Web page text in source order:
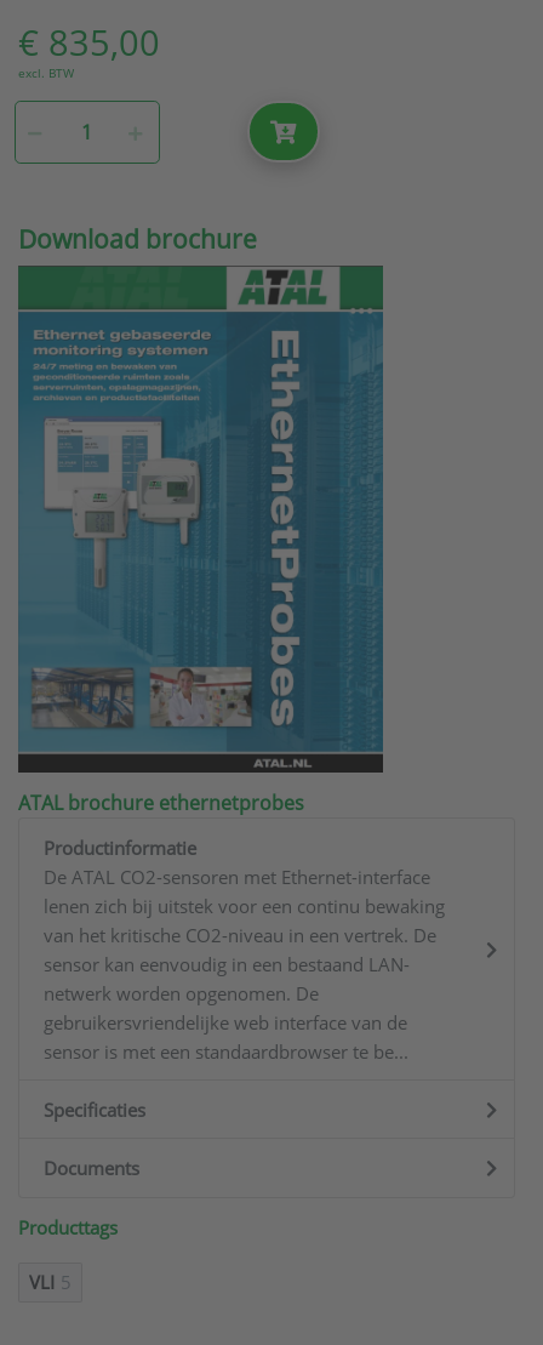
€ 835,00
excl. BTW
Download brochure
ATAL brochure ethernetprobes
Productinformatie
De ATAL CO2-sensoren met Ethernet-interface
lenen zich bij uitstek voor een continu bewaking
van het kritische CO2-niveau in een vertrek. De
sensor kan eenvoudig in een bestaand LAN-
netwerk worden opgenomen. De
gebruikersvriendelijke web interface van de
sensor is met een standaardbrowser te be...
Specificaties
Documents
Producttags
VLI 5